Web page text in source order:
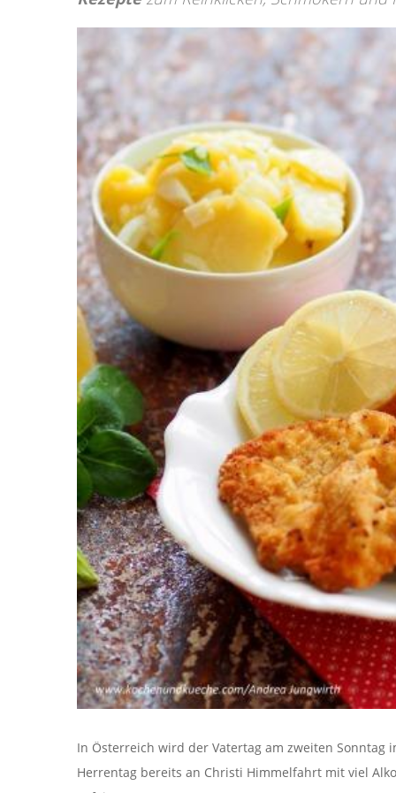
In Österreich wird der Vatertag am zweiten
Herrentag bereits an Christi Himmelfahrt mit viel